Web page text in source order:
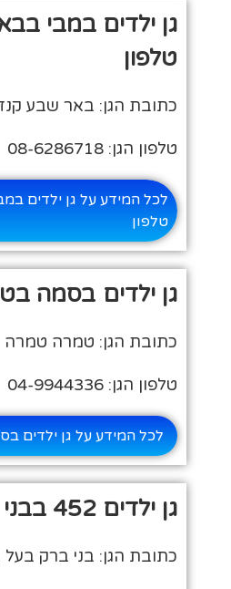
גן ילדים במבי
טלפון
כתובת הגן: באר שבע קנדל
טלפון הגן: 08-6286718
לכל המידע על גן ילדים
טלפון
גן ילדים בסמה
כתובת הגן: טמרה טמרה
טלפון הגן: 04-9944336
לכל המידע על גן ילדים
גן ילדים 452 בבני ברק טלפון
כתובת הגן: בני ברק בעל